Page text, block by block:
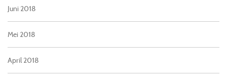
Juni 2018
Mei 2018
April 2018